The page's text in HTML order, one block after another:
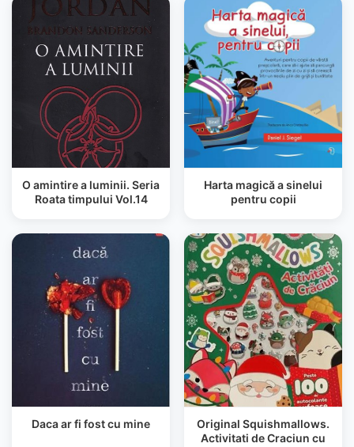
O amintire a luminii. Seria
Roata timpului Vol.14
Harta magică a sinelui
pentru copii
Daca ar fi fost cu mine
Original Squishmallows.
Activitati de Craciun cu